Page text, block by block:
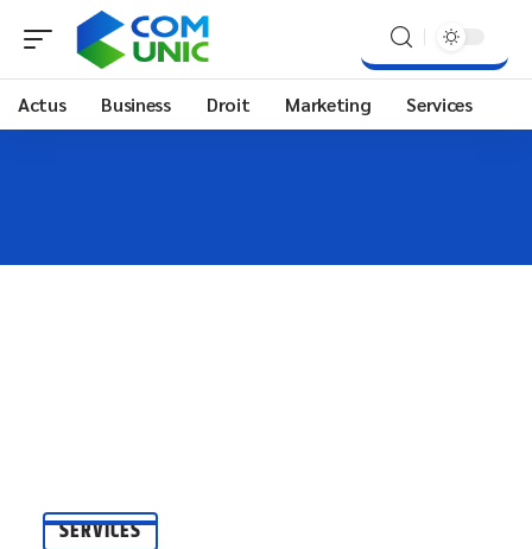
Actus Business Droit Marketing Services
SERVICES